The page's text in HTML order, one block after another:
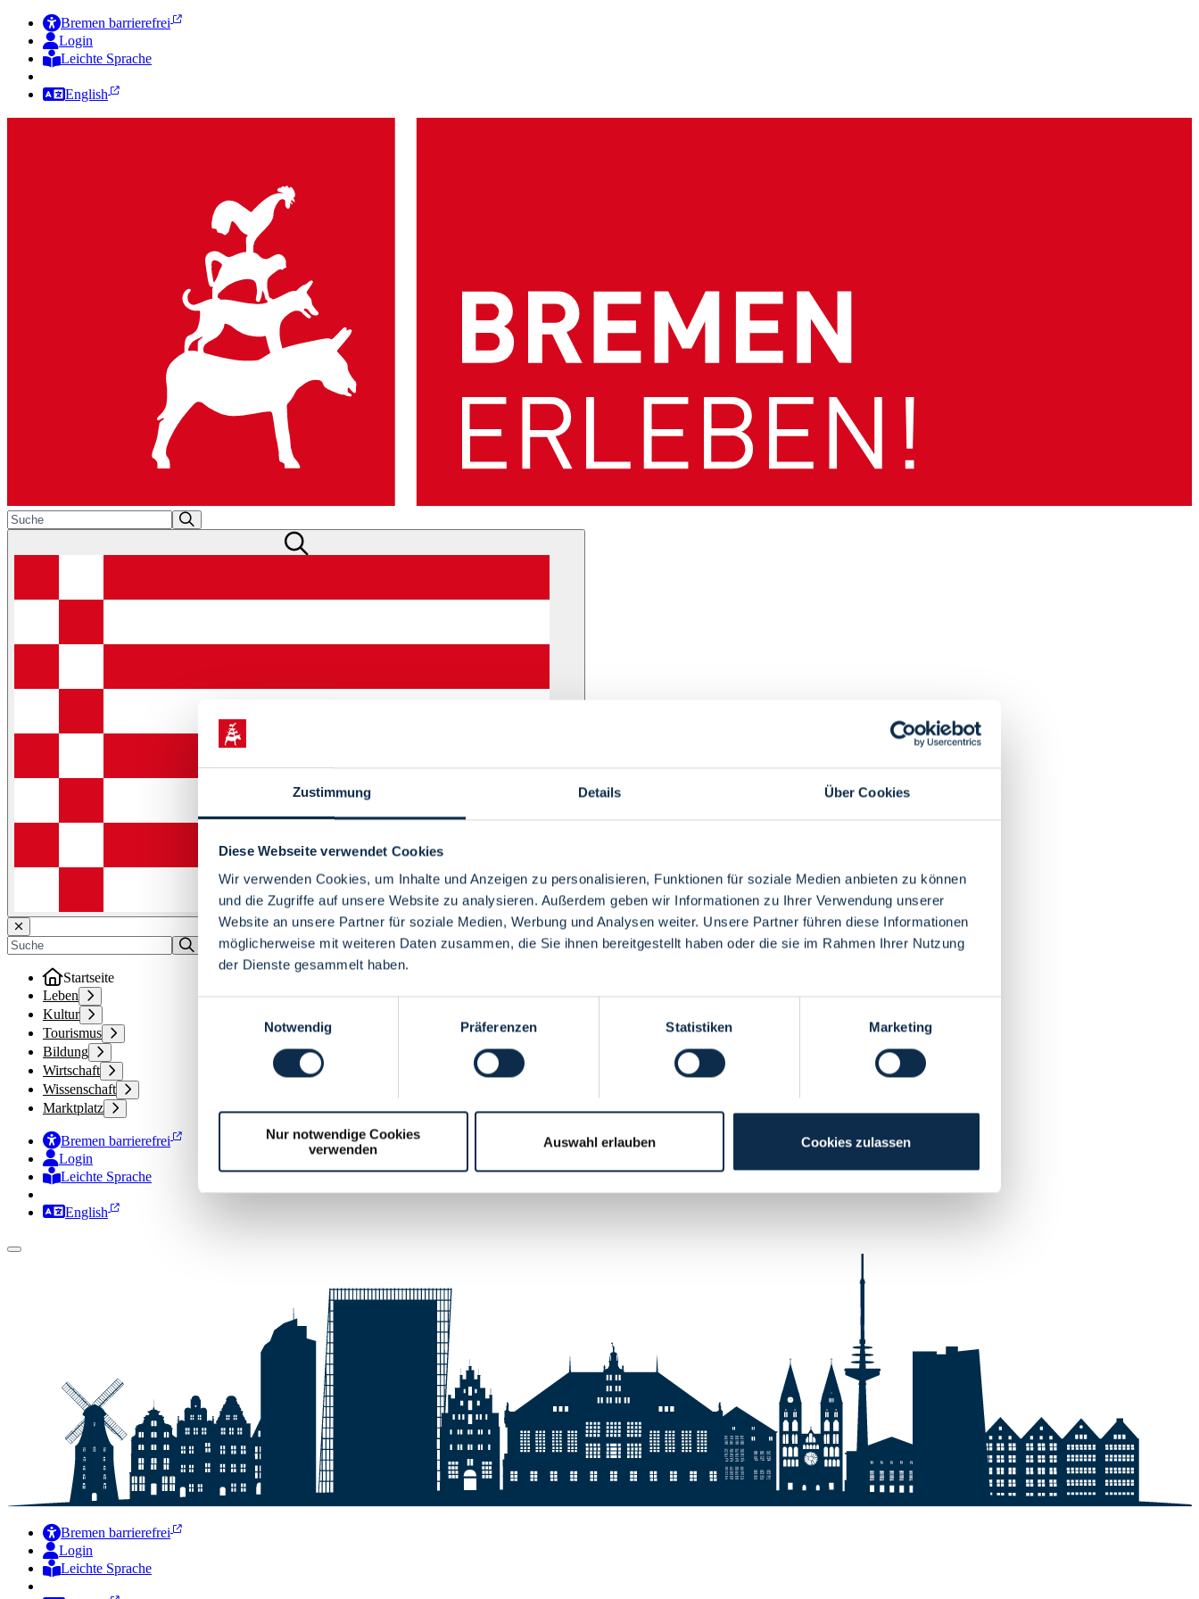
Zustimmung Details Über Cookies
Diese Webseite verwendet Cookies
Wir verwenden Cookies, um Inhalte und Anzeigen zu personalisieren, Funktionen für soziale Medien anbieten zu können
und die Zugriffe auf unsere Website zu analysieren. Außerdem geben wir Informationen zu Ihrer Verwendung unserer
Website an unsere Partner für soziale Medien, Werbung und Analysen weiter. Unsere Partner führen diese Informationen
möglicherweise mit weiteren Daten zusammen, die Sie ihnen bereitgestellt haben oder die sie im Rahmen Ihrer Nutzung
der Dienste gesammelt haben.
Notwendig
Präferenzen Statistiken Marketing
Nur notwendige Cookies
verwenden
Auswahl erlauben Cookies zulassen
Bremen barrierefrei
Login
Leichte Sprache
English
Menü
Startseite
Leben
Kultur
Tourismus
Bildung
Wirtschaft
Wissenschaft
Marktplatz
Bremen barrierefrei
Login
Leichte Sprache
Zur Deutschen Gebärdensprache
English
Bremen barrierefrei
Login
Leichte Sprache